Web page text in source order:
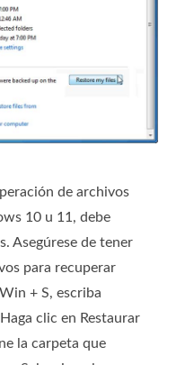
de archivos
10 u 11, debe
Asegúrese de tener
para recuperar
+ S, escriba
clic en Restaurar
la carpeta que